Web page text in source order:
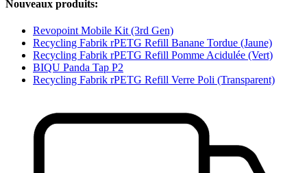
Nouveaux produits:
Revopoint Mobile Kit (3rd Gen)
Recycling Fabrik rPETG Refill Banane Tordue (Jaune)
Recycling Fabrik rPETG Refill Pomme Acidulée (Vert)
BIQU Panda Tap P2
Recycling Fabrik rPETG Refill Verre Poli (Transparent)